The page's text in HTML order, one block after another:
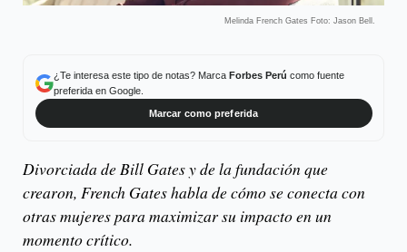
Melinda French Gates Foto: Jason Bell.
¿Te interesa este tipo de notas? Marca Forbes Perú como fuente
preferida en Google.
Marcar como preferida
Divorciada de Bill Gates y de la fundación que
crearon, French Gates habla de cómo se conecta con
otras mujeres para maximizar su impacto en un
momento crítico.